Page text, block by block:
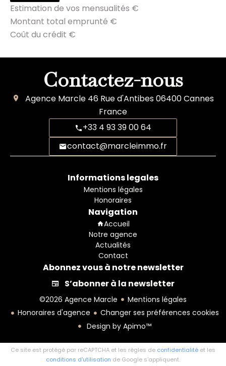
Estimation de vos mensualités €
Montant total emprunté €
Coût du crédit €
Contactez-nous
Agence Marcle 46 Rue d'Antibes06400Cannes
France
+33 4 93 39 00 64
contact@marcleimmo.fr
Informations legales
Mentions légales
Honoraires
Navigation
Accueil
Notre agence
Actualités
Contact
Abonnez vous à notre newsletter
S’abonner à la newsletter
©2026 Agence Marcle
Mentions légales
Honoraires d'agence
Changer ses préférences cookies
Design by Apimo™
Ce site est protégé par reCAPTCHA et les règles de confidentialité et les
conditions d'utilisation de Google s'appliquent.